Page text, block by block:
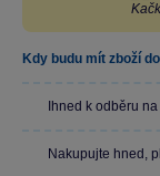
Kdy budu mít zboží
Ihned k odběru na
Nakupujte hned,